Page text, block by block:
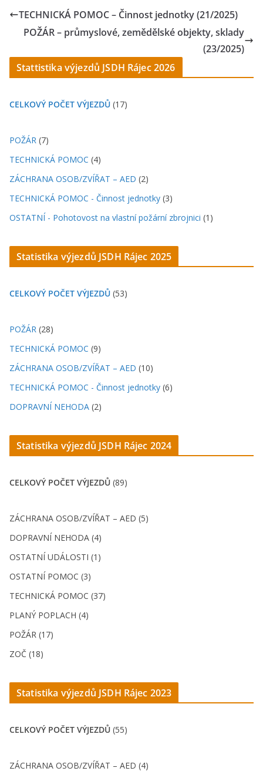
TECHNICKÁ POMOC – Činnost jednotky (21/2025)
POŽÁR – průmyslové, zemědělské objekty, sklady
(23/2025)
Stattistika výjezdů JSDH Rájec 2026
CELKOVÝ POČET VÝJEZDŮ (17)
POŽÁR (7)
TECHNICKÁ POMOC (4)
ZÁCHRANA OSOB/ZVÍŘAT – AED (2)
TECHNICKÁ POMOC - Činnost jednotky (3)
OSTATNÍ - Pohotovost na vlastní požární zbrojnici (1)
Statistika výjezdů JSDH Rájec 2025
CELKOVÝ POČET VÝJEZDŮ (53)
POŽÁR (28)
TECHNICKÁ POMOC (9)
ZÁCHRANA OSOB/ZVÍŘAT – AED (10)
TECHNICKÁ POMOC - Činnost jednotky (6)
DOPRAVNÍ NEHODA (2)
Statistika výjezdů JSDH Rájec 2024
CELKOVÝ POČET VÝJEZDŮ (89)
ZÁCHRANA OSOB/ZVÍŘAT – AED (5)
DOPRAVNÍ NEHODA (4)
OSTATNÍ UDÁLOSTI (1)
OSTATNÍ POMOC (3)
TECHNICKÁ POMOC (37)
PLANÝ POPLACH (4)
POŽÁR (17)
ZOČ (18)
Statistika výjezdů JSDH Rájec 2023
CELKOVÝ POČET VÝJEZDŮ (55)
ZÁCHRANA OSOB/ZVÍŘAT – AED (4)